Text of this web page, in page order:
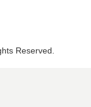
Reserved.